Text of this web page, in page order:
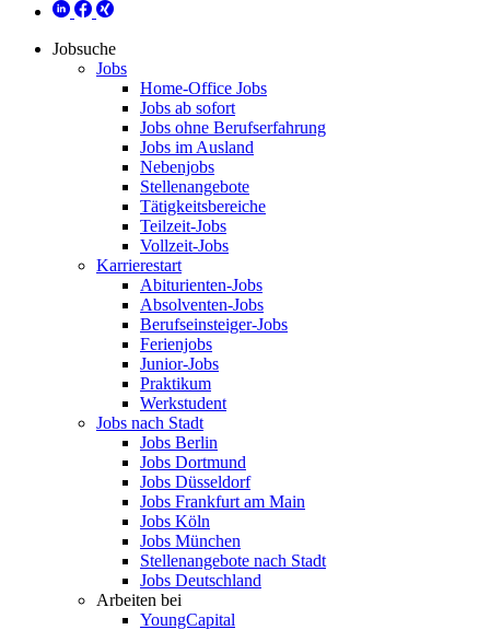
Jobsuche
Jobs
Home-Office Jobs
Jobs ab sofort
Jobs ohne Berufserfahrung
Jobs im Ausland
Nebenjobs
Stellenangebote
Tätigkeitsbereiche
Teilzeit-Jobs
Vollzeit-Jobs
Karrierestart
Abiturienten-Jobs
Absolventen-Jobs
Berufseinsteiger-Jobs
Ferienjobs
Junior-Jobs
Praktikum
Werkstudent
Jobs nach Stadt
Jobs Berlin
Jobs Dortmund
Jobs Düsseldorf
Jobs Frankfurt am Main
Jobs Köln
Jobs München
Stellenangebote nach Stadt
Jobs Deutschland
Arbeiten bei
YoungCapital